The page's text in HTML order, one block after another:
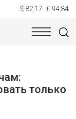
$ 82,17 € 94,84
только